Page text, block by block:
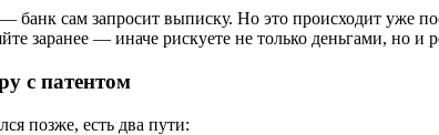
банк сам запросит выписку. Но это происходит уже
заранее — иначе рискуете не только деньгами, но и
с патентом
позже, есть два пути: